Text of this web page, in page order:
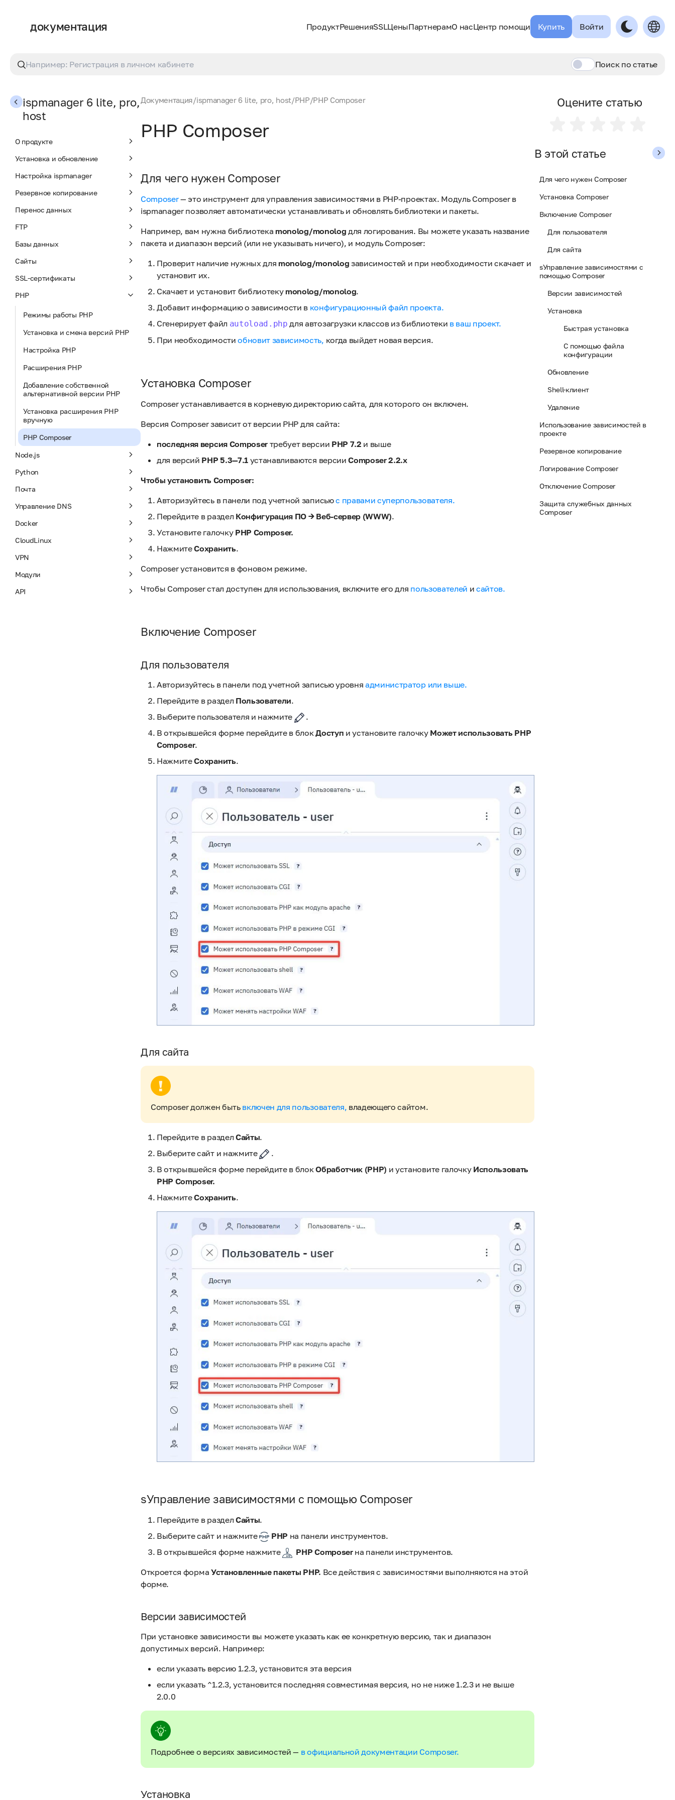
документация ПродуктРешенияSSLЦеныПартнерамО насЦентр помощи Купить Войти
Поиск по статье
ispmanager 6 lite, pro,
host
О продукте
Установка и обновление
Настройка ispmanager
Резервное копирование
Перенос данных
FTP
Базы данных
Сайты
SSL-сертификаты
PHP
Режимы работы PHP
Установка и смена версий PHP
Настройка PHP
Расширения PHP
Добавление собственной
альтернативной версии PHP
Установка расширения PHP
вручную
PHP Composer
Node.js
Python
Почта
Управление DNS
Docker
CloudLinux
VPN
Модули
API
Документация/ispmanager 6 lite, pro, host/PHP/PHP Composer
PHP Composer
Для чего нужен Composer
Composer— это инструмент для управления зависимостями в PHP-проектах. Модуль Composer в
ispmanager позволяет автоматически устанавливать и обновлять библиотеки и пакеты.
Например, вам нужна библиотека monolog/monolog для логирования. Вы можете указать название
пакета и диапазон версий (или не указывать ничего), и модуль Composer:
Проверит наличие нужных для monolog/monolog зависимостей и при необходимости скачает и
установит их.
Скачает и установит библиотеку monolog/monolog.
Добавит информацию о зависимости в конфигурационный файл проекта.
Сгенерирует файл autoload.php для автозагрузки классов из библиотеки в ваш проект.
При необходимостиобновит зависимость, когда выйдет новая версия.
Установка Composer
Composer устанавливается в корневую директорию сайта, для которого он включен.
Версия Composer зависит от версии PHP для сайта:
последняя версия Composer требует версии PHP 7.2 и выше
для версий PHP 5.3—7.1устанавливаются версииComposer 2.2.x
Чтобы установить Composer:
Авторизуйтесь в панели под учетной записьюс правами суперпользователя.
Перейдите в раздел Конфигурация ПО → Веб-сервер (WWW).
Установите галочку PHP Composer.
НажмитеСохранить.
Composer установится в фоновом режиме.
Чтобы Composer стал доступен для использования, включите его для пользователей исайтов.
Включение Composer
Для пользователя
Авторизуйтесь в панели под учетной записью уровня администратор или выше.
Перейдите в раздел Пользователи.
Выберите пользователя и нажмите
.
В открывшейся форме перейдите в блокДоступ и установите галочку Может использовать PHP
Composer.
НажмитеСохранить.
Для сайта
Composer должен быть включен для пользователя, владеющего сайтом.
Перейдите в раздел Сайты.
Выберите сайт и нажмите
.
В открывшейся форме перейдите в блокОбработчик (PHP) и установите галочку Использовать
PHP Composer.
НажмитеСохранить.
sУправление зависимостями с помощью Composer
Перейдите в раздел Сайты.
Выберите сайт и нажмите
PHP на панели инструментов.
В открывшейся форме нажмите
PHP Composerна панели инструментов.
Откроется форма Установленные пакеты PHP. Все действия с зависимостями выполняются на этой
форме.
Версии зависимостей
При установке зависимости вы можете указать как ее конкретную версию, так и диапазон
допустимых версий. Например:
если указать версию 1.2.3, установится эта версия
если указать ^1.2.3, установится последняя совместимая версия, но не ниже 1.2.3 и не выше
2.0.0
Подробнее о версиях зависимостей — в официальной документации Composer.
Установка
Оцените статью
В этой статье
Для чего нужен Composer
Установка Composer
Включение Composer
Для пользователя
Для сайта
sУправление зависимостями с
помощью Composer
Версии зависимостей
Установка
Быстрая установка
С помощью файла
конфигурации
Обновление
Shell-клиент
Удаление
Использование зависимостей в
проекте
Резервное копирование​
Логирование Composer
Отключение Composer
Защита служебных данных​
Composer